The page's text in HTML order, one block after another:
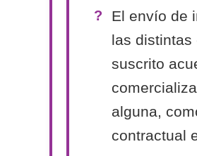
El envío de
las distintas
suscrito
alguna,
contractual